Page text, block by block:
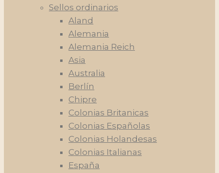
Sellos ordinarios
Aland
Alemania
Alemania Reich
Asia
Australia
Berlín
Chipre
Colonias Britanicas
Colonias Españolas
Colonias Holandesas
Colonias Italianas
España